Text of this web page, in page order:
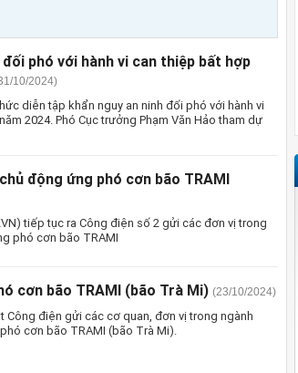
phó với hành vi can thiệp bất hợp
10/2024)
diễn tập khẩn nguy an ninh đối phó với hành vi
2024. Phó Cục trưởng Phạm Văn Hảo tham dự
động ứng phó cơn bão TRAMI
tiếp tục ra Công điện số 2 gửi các đơn vị trong
phó cơn bão TRAMI
cơn bão TRAMI (bão Trà Mi) (23/10/2024)
Công điện gửi các cơ quan, đơn vị trong ngành
cơn bão TRAMI (bão Trà Mi).